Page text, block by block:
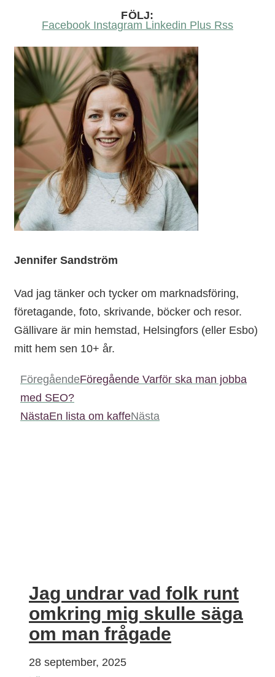
FÖLJ:
Facebook Instagram Linkedin Plus Rss
Jennifer Sandström
Vad jag tänker och tycker om marknadsföring,
företagande, foto, skrivande, böcker och resor.
Gällivare är min hemstad, Helsingfors (eller Esbo)
mitt hem sen 10+ år.
FöregåendeFöregående Varför ska man jobba
med SEO?
NästaEn lista om kaffeNästa
Jag undrar vad folk runt
omkring mig skulle säga
om man frågade
28 september, 2025